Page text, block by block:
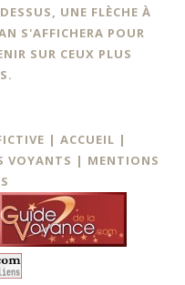
UNE FLÈCHE À
S'AFFICHERA POUR
SUR CEUX PLUS
| ACCUEIL |
VOYANTS | MENTIONS